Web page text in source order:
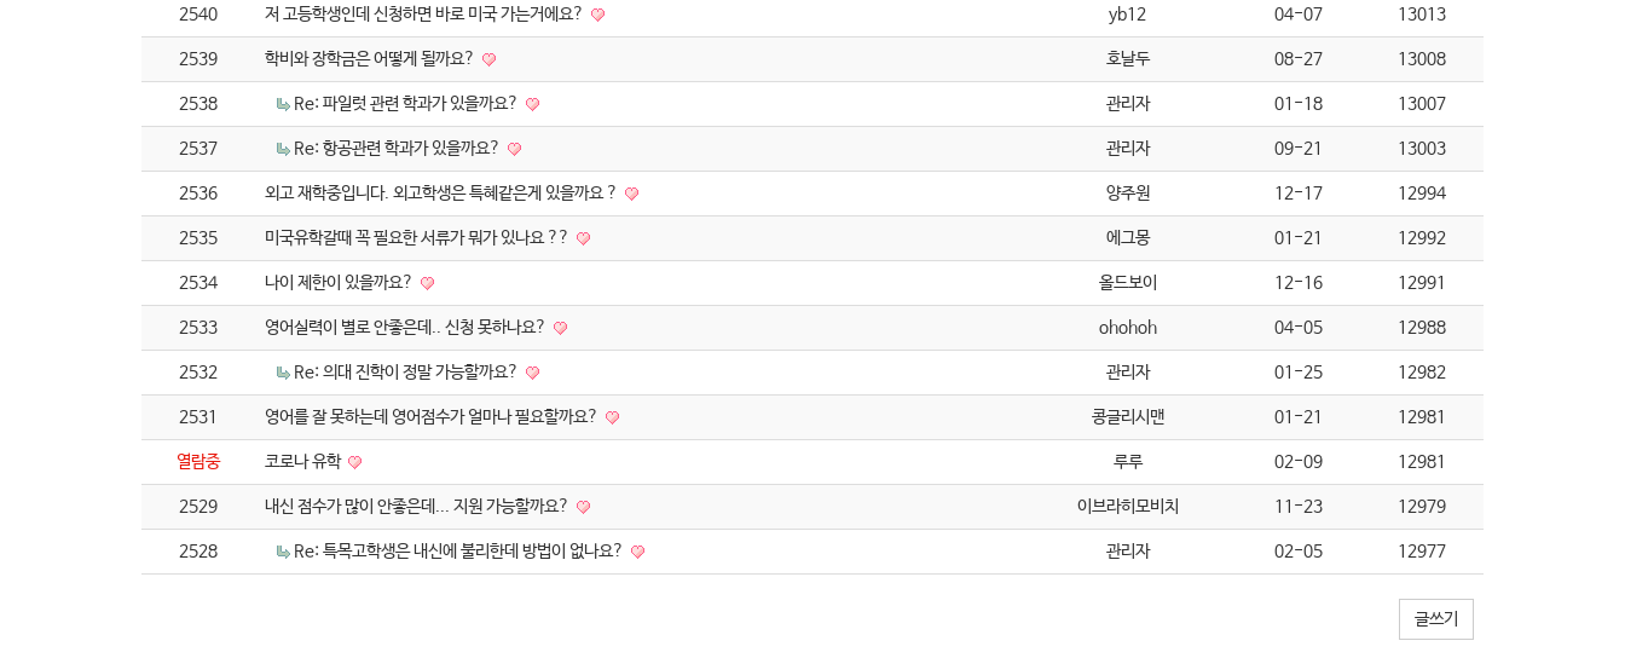
2540 저 고등학생인데 신청하면 바로 미국 가는거에요? yb12 04-07 13013
2539 학비와 장학금은 어떻게 될까요? 호날두 08-27 13008
2538 Re: 파일럿 관련 학과가 있을까요? 관리자 01-18 13007
2537 Re: 항공관련 학과가 있을까요? 관리자 09-21 13003
2536 외고 재학중입니다. 외고학생은 특혜같은게 있을까요 ? 양주원 12-17 12994
2535 미국유학갈때 꼭 필요한 서류가 뭐가 있나요 ?? 에그몽 01-21 12992
2534 나이 제한이 있을까요? 올드보이 12-16 12991
2533 영어실력이 별로 안좋은데.. 신청 못하나요? ohohoh 04-05 12988
2532 Re: 의대 진학이 정말 가능할까요? 관리자 01-25 12982
2531 영어를 잘 못하는데 영어점수가 얼마나 필요할까요? 콩글리시맨 01-21 12981
열람중 코로나 유학 루루 02-09 12981
2529 내신 점수가 많이 안좋은데... 지원 가능할까요? 이브라히모비치 11-23 12979
2528 Re: 특목고학생은 내신에 불리한데 방법이 없나요? 관리자 02-05 12977
글쓰기